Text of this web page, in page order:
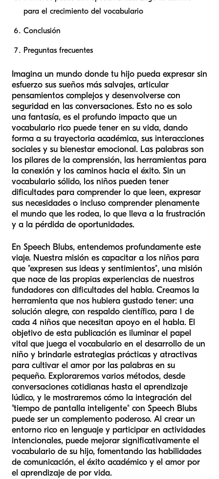
para el crecimiento del vocabulario
Conclusión
Preguntas frecuentes
Imagina un mundo donde tu hijo pueda expresar sin
esfuerzo sus sueños más salvajes, articular
pensamientos complejos y desenvolverse con
seguridad en las conversaciones. Esto no es solo
una fantasía, es el profundo impacto que un
vocabulario rico puede tener en su vida, dando
forma a su trayectoria académica, sus interacciones
sociales y su bienestar emocional. Las palabras son
los pilares de la comprensión, las herramientas para
la conexión y los caminos hacia el éxito. Sin un
vocabulario sólido, los niños pueden tener
dificultades para comprender lo que leen, expresar
sus necesidades o incluso comprender plenamente
el mundo que les rodea, lo que lleva a la frustración
y a la pérdida de oportunidades.
En Speech Blubs, entendemos profundamente este
viaje. Nuestra misión es capacitar a los niños para
que "expresen sus ideas y sentimientos", una misión
que nace de las propias experiencias de nuestros
fundadores con dificultades del habla. Creamos la
herramienta que nos hubiera gustado tener: una
solución alegre, con respaldo científico, para 1 de
cada 4 niños que necesitan apoyo en el habla. El
objetivo de esta publicación es iluminar el papel
vital que juega el vocabulario en el desarrollo de un
niño y brindarle estrategias prácticas y atractivas
para cultivar el amor por las palabras en su
pequeño. Exploraremos varios métodos, desde
conversaciones cotidianas hasta el aprendizaje
lúdico, y le mostraremos cómo la integración del
"tiempo de pantalla inteligente" con Speech Blubs
puede ser un complemento poderoso. Al crear un
entorno rico en lenguaje y participar en actividades
intencionales, puede mejorar significativamente el
vocabulario de su hijo, fomentando las habilidades
de comunicación, el éxito académico y el amor por
el aprendizaje de por vida.